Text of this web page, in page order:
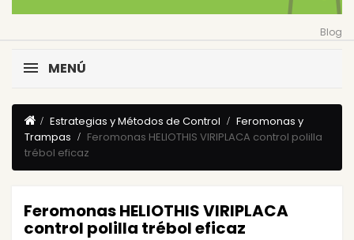
Blog
MENÚ
Estrategias y Métodos de Control
Feromonas y
Trampas
Feromonas HELIOTHIS VIRIPLACA control polilla
trébol eficaz
Feromonas HELIOTHIS VIRIPLACA
control polilla trébol eficaz